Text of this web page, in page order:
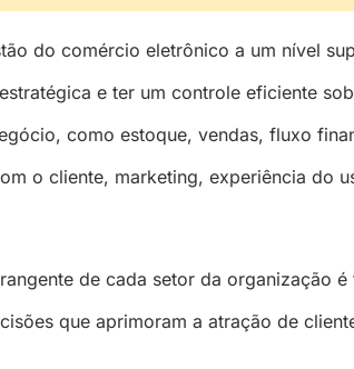
do comércio eletrônico a um nível
e ter um controle eficiente
como estoque, vendas, fluxo
o cliente, marketing, experiência do
de cada setor da organização
que aprimoram a atração de